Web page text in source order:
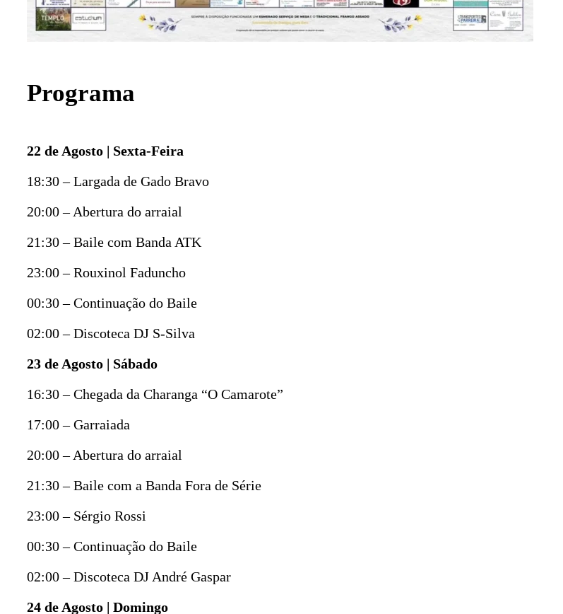
Programa
22 de Agosto | Sexta-Feira
18:30 – Largada de Gado Bravo
20:00 – Abertura do arraial
21:30 – Baile com Banda ATK
23:00 – Rouxinol Faduncho
00:30 – Continuação do Baile
02:00 – Discoteca DJ S-Silva
23 de Agosto | Sábado
16:30 – Chegada da Charanga “O Camarote”
17:00 – Garraiada
20:00 – Abertura do arraial
21:30 – Baile com a Banda Fora de Série
23:00 – Sérgio Rossi
00:30 – Continuação do Baile
02:00 – Discoteca DJ André Gaspar
24 de Agosto | Domingo